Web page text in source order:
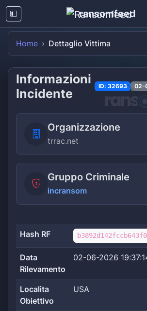
ransomfeed
Home Dettaglio Vittima
Informazioni
Incidente
ID: 32693 02-
Organizzazione
trrac.net
Gruppo Criminale
incransom
Hash RF
Data
Rilevamento
02-06-2026
Localita
Obiettivo
USA